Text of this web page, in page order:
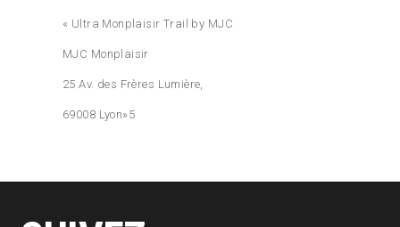
« Ultra Monplaisir Trail by MJC
MJC Monplaisir
25 Av. des Frères Lumière,
69008 Lyon»5